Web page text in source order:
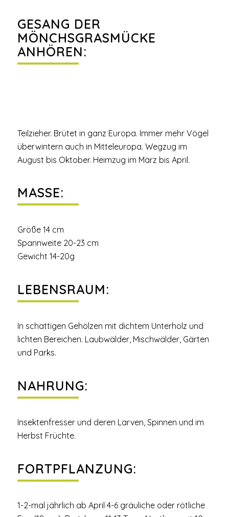
GESANG DER
MÖNCHSGRASMÜCKE
ANHÖREN:
Teilzieher. Brütet in ganz Europa. Immer mehr Vögel
überwintern auch in Mitteleuropa. Wegzug im
August bis Oktober. Heimzug im März bis April.
MASSE:
Größe 14 cm
Spannweite 20-23 cm
Gewicht 14-20g
LEBENSRAUM:
In schattigen Gehölzen mit dichtem Unterholz und
lichten Bereichen. Laubwälder, Mischwälder, Gärten
und Parks.
NAHRUNG:
Insektenfresser und deren Larven, Spinnen und im
Herbst Früchte.
FORTPFLANZUNG:
1-2-mal jährlich ab April 4-6 gräuliche oder rötliche